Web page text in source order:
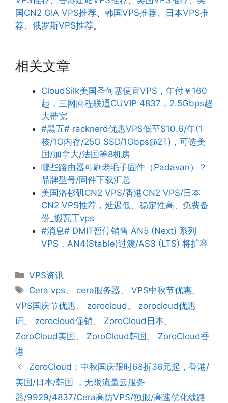
国CN2 GIA VPS推荐、 韩国VPS推荐、
日本VPS推
荐、 俄罗斯VPS推荐。
相关文章
CloudSilk美国圣何塞便宜VPS，年付￥160
起，三网回程联通CUVIP 4837，2.5Gbps超
大带宽
#黑五# racknerd优惠VPS低至$10.6/年(1
核/1G内存/25G SSD/1Gbps@2T)，可选美
国/加拿大/法国等8机房
哪些路由器可刷老毛子固件（Padavan）？
品牌型号/固件下载汇总
美国洛杉矶CN2 VPS/香港CN2 VPS/日本
CN2 VPS推荐，延迟低、稳定性高、免费备
份_搬瓦工vps
#消息# DMIT暂停销售 AN5 (Next) 系列
VPS，AN4(Stable)过渡/AS3 (LTS) 将扩容
分
类
VPS资讯
标
签
Cera vps、 cera服务器、VPS中秋节优惠、
VPS国庆节优惠、 zorocloud 、 zorocloud优惠
码、 zorocloud促销、 ZoroCloud日本、
ZoroCloud美国、 ZoroCloud韩国、 ZoroCloud香
港
ZoroCloud：中秋国庆限时68折36元起，香港/
美国/日本/韩国 ，无限流量云服务
器/9929/4837/Cera高防VPS/独服/高速优化线路